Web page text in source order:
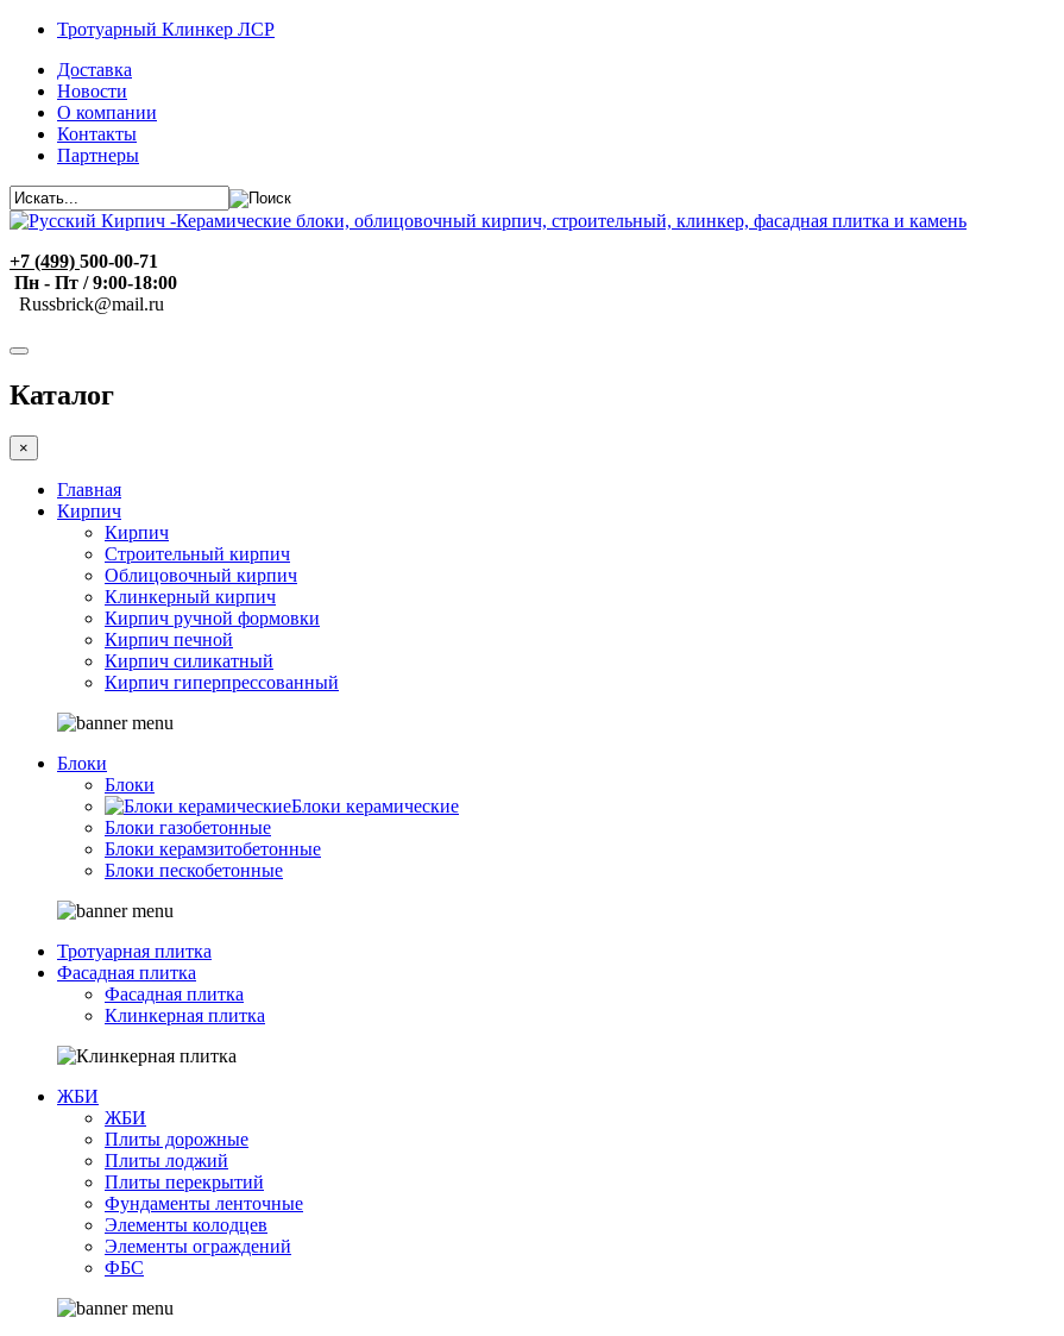
Тротуарный Клинкер ЛСР
Доставка
Новости
О компании
Контакты
Партнеры
+7 (499) 500-00-71
Пн - Пт / 9:00-18:00
Russbrick@mail.ru
Каталог
×
Главная
Кирпич
Кирпич
Строительный кирпич
Облицовочный кирпич
Клинкерный кирпич
Кирпич ручной формовки
Кирпич печной
Кирпич силикатный
Кирпич гиперпрессованный
Блоки
Блоки
Блоки керамические
Блоки газобетонные
Блоки керамзитобетонные
Блоки пескобетонные
Тротуарная плитка
Фасадная плитка
Фасадная плитка
Клинкерная плитка
ЖБИ
ЖБИ
Плиты дорожные
Плиты лоджий
Плиты перекрытий
Фундаменты ленточные
Элементы колодцев
Элементы ограждений
ФБС